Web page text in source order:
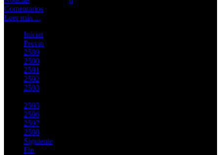
Comentarios
Leer más ...
Iniciar
Previo
2589
2590
2591
2592
2593
2595
2596
2597
2598
Siguiente
Fin